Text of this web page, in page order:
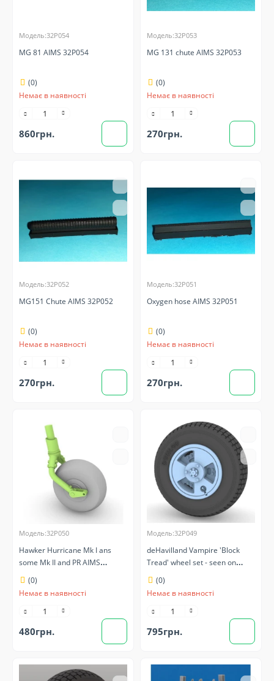
Модель:32P054
MG 81 AIMS 32P054
(0)
Немає в наявності
860грн.
Модель:32P053
MG 131 chute AIMS 32P053
(0)
Немає в наявності
270грн.
Модель:32P052
MG151 Chute AIMS 32P052
(0)
Немає в наявності
270грн.
Модель:32P051
Oxygen hose AIMS 32P051
(0)
Немає в наявності
270грн.
Модель:32P050
Hawker Hurricane Mk I ans
some Mk II and PR AIMS
32P050
(0)
Немає в наявності
480грн.
Модель:32P049
deHavilland Vampire 'Block
Tread' wheel set - seen on
nearly all European based
aircraft AIMS 32P049
(0)
Немає в наявності
795грн.